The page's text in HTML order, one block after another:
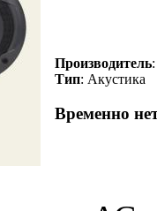
Производитель
Тип: Акустика
Временно